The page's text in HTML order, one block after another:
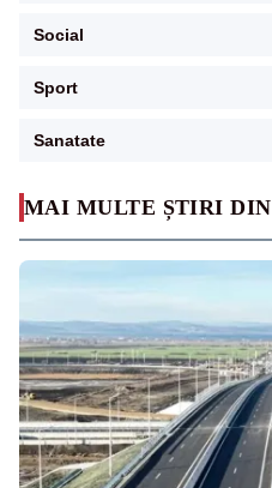
MAI MULTE ȘTIRI DIN
Social
Sport
Sanatate